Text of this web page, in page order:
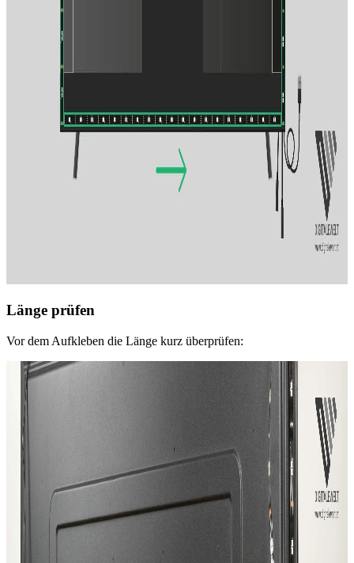
Länge prüfen
Vor dem Aufkleben die Länge kurz überprüfen: